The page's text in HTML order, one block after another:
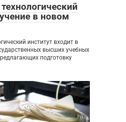
в новом
институт входит в
высших учебных
подготовку